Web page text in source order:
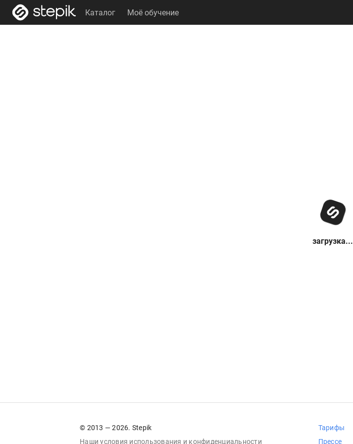
Каталог Моё обучение
загрузка...
© 2013 — 2026. Stepik
Наши условия использования и конфиденциальности
Тарифы
Прессе